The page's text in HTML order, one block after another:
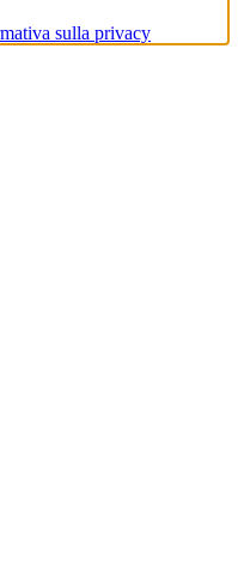
sulla privacy